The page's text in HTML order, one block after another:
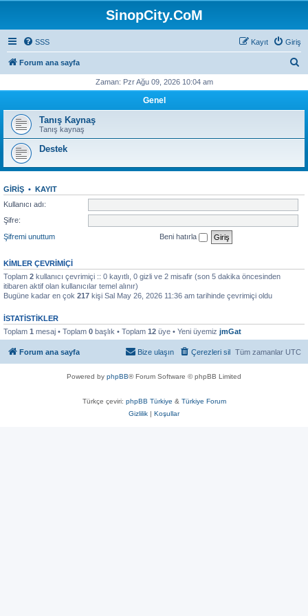
SinopCity.CoM
SSS Giriş
Kayıt
Forum ana sayfa
Zaman: Pzr Ağu 09, 2026 10:04 am
Genel
Tanış Kaynaş
Tanış kaynaş
Destek
GIRIŞ • KAYIT
Kullanıcı adı:
Şifre:
Şifremi unuttum
Beni hatırla
KIMLER ÇEVRIMIÇI
Toplam 2 kullanıcı çevrimiçi :: 0 kayıtlı, 0 gizli ve 2 misafir (son 5 dakika öncesinden
itibaren aktif olan kullanıcılar temel alınır)
Bugüne kadar en çok 217 kişi Sal May 26, 2026 11:36 am tarihinde çevrimiçi oldu
İSTATISTIKLER
Toplam 1 mesaj • Toplam 0 başlık • Toplam 12 üye • Yeni üyemiz jmGat
Forum ana sayfa Tüm zamanlar UTC
Çerezleri sil
Bize ulaşın
Powered by phpBB® Forum Software © phpBB Limited
Türkçe çeviri: phpBB Türkiye & Türkiye Forum
Gizlilik | Koşullar